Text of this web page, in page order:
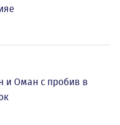
и Оман с пробив в